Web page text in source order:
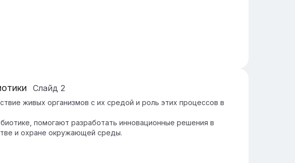
Слайд 2
живых организмов с их средой и роль этих процессов в
помогают разработать инновационные решения в
и охране окружающей среды.